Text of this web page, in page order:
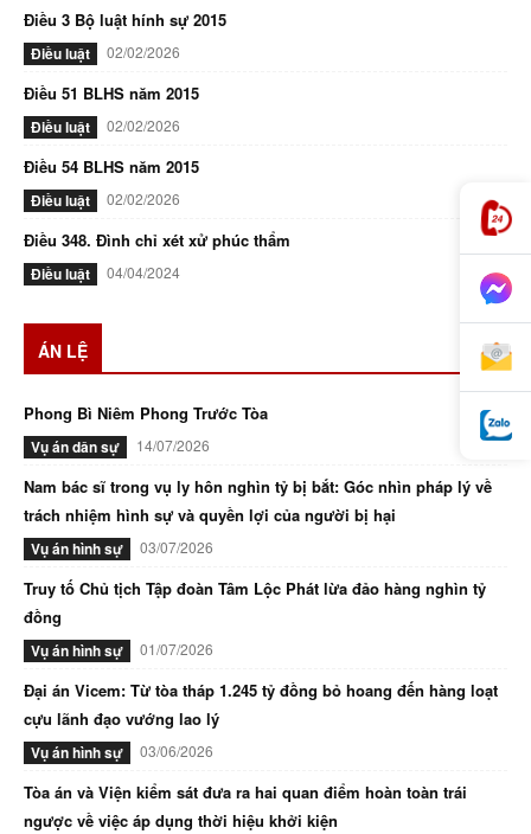
Điều 3 Bộ luật hính sự 2015
Điều luật 02/02/2026
Điều 51 BLHS năm 2015
Điều luật 02/02/2026
Điều 54 BLHS năm 2015
Điều luật 02/02/2026
Điều 348. Đình chỉ xét xử phúc thẩm
Điều luật 04/04/2024
ÁN LỆ
Phong Bì Niêm Phong Trước Tòa
Vụ án dân sự 14/07/2026
Nam bác sĩ trong vụ ly hôn nghìn tỷ bị bắt: Góc nhìn pháp lý về
trách nhiệm hình sự và quyền lợi của người bị hại
Vụ án hình sự 03/07/2026
Truy tố Chủ tịch Tập đoàn Tâm Lộc Phát lừa đảo hàng nghìn tỷ
đồng
Vụ án hình sự 01/07/2026
Đại án Vicem: Từ tòa tháp 1.245 tỷ đồng bỏ hoang đến hàng loạt
cựu lãnh đạo vướng lao lý
Vụ án hình sự 03/06/2026
Tòa án và Viện kiểm sát đưa ra hai quan điểm hoàn toàn trái
ngược về việc áp dụng thời hiệu khởi kiện